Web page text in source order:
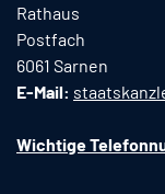
Rathaus
Postfach
6061 Sarnen
E-Mail:
Wichtige